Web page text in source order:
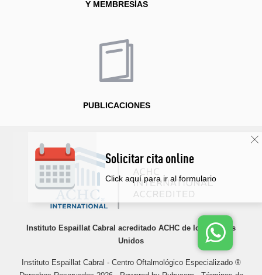
Y MEMBRESÍAS
PUBLICACIONES
Instituto Espaillat Cabral acreditado ACHC de los Estados
Unidos
Instituto Espaillat Cabral - Centro Oftalmológico Especializado ®
Solicitar cita online
Click aquí para ir al formulario